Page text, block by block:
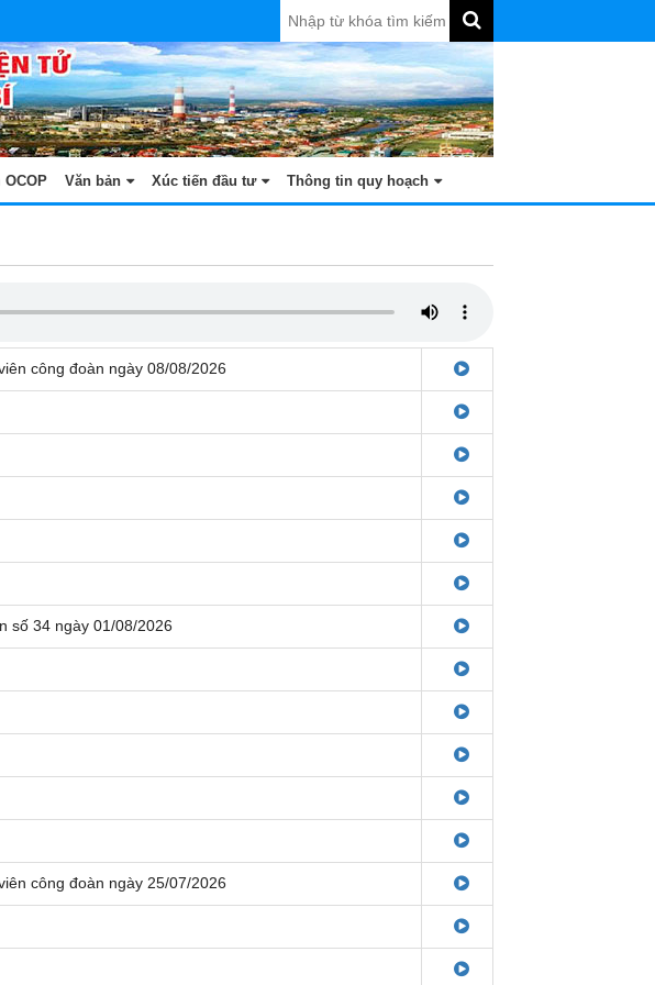
OCOP Văn bản Xúc tiến đầu tư Thông tin quy hoạch
công đoàn ngày 08/08/2026
số 34 ngày 01/08/2026
công đoàn ngày 25/07/2026